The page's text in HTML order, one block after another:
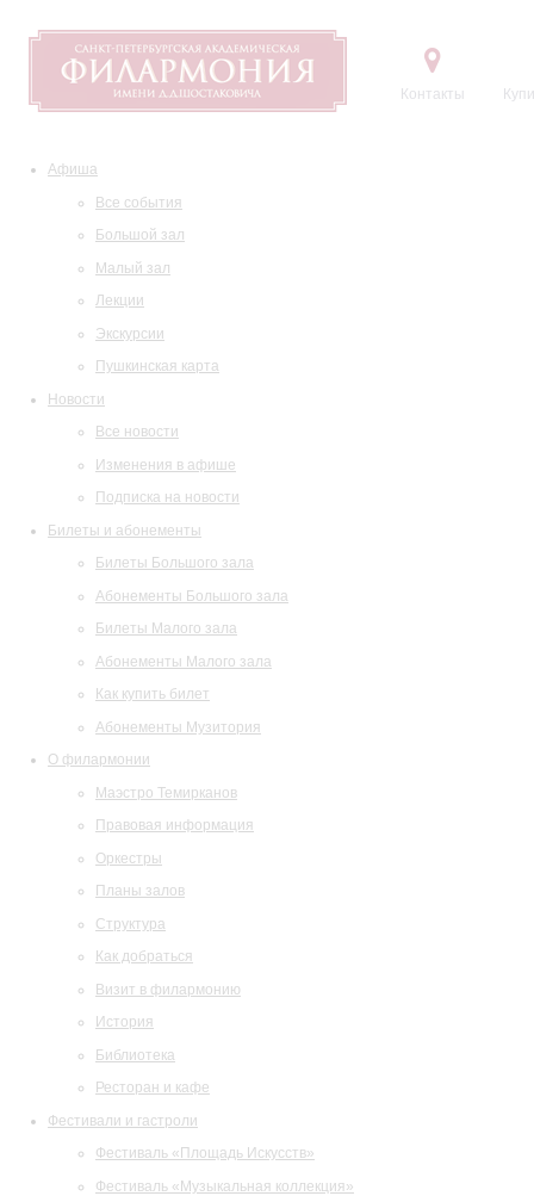
Контакты
Афиша
Все события
Большой зал
Малый зал
Лекции
Экскурсии
Пушкинская карта
Новости
Все новости
Изменения в афише
Подписка на новости
Билеты и абонементы
Билеты Большого зала
Абонементы Большого зала
Билеты Малого зала
Абонементы Малого зала
Как купить билет
Абонементы Музитория
О филармонии
Маэстро Темирканов
Правовая информация
Оркестры
Планы залов
Структура
Как добраться
Визит в филармонию
История
Библиотека
Ресторан и кафе
Фестивали и гастроли
Фестиваль «Площадь Искусств»
Фестиваль «Музыкальная коллекция»